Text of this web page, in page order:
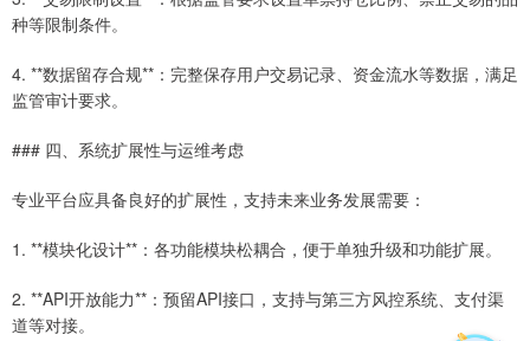
种等限制条件。
4. **数据留存合规**：完整保存用户交易记录、资金流水等数据，满足
监管审计要求。
### 四、系统扩展性与运维考虑
专业平台应具备良好的扩展性，支持未来业务发展需要：
1. **模块化设计**：各功能模块松耦合，便于单独升级和功能扩展。
2. **API开放能力**：预留API接口，支持与第三方风控系统、支付渠
道等对接。